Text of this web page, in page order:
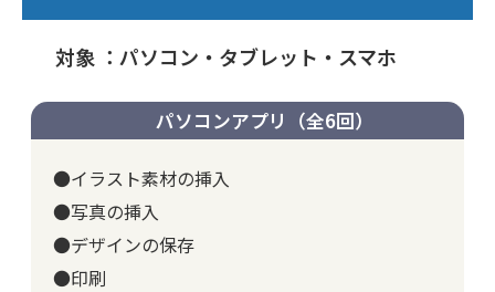
対象 ：パソコン・タブレット・スマホ
パソコンアプリ（全6回）
●イラスト素材の挿入
●写真の挿入
●デザインの保存
●印刷